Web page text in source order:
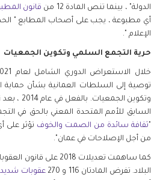
الدولة" ، بينما تنص المادة 12 من
قانون
أي مطبوعة ، يجب على أصحاب المطابع "
الإعلام ".
حرية التجمع السلمي وتكوين الجمعيات
توصية إلى السلطات العمانية بشأن حماية
وتكوين
السابق للأمم المتحدة المعني بالحق في
ثقافة سائدة من الصمت والخوف تؤثر
من أجل الإصلاحات في عمان".
كما ساهمت تعديلات 2018
البلاد. تفرض المادتان 116 و 270
عقوبات